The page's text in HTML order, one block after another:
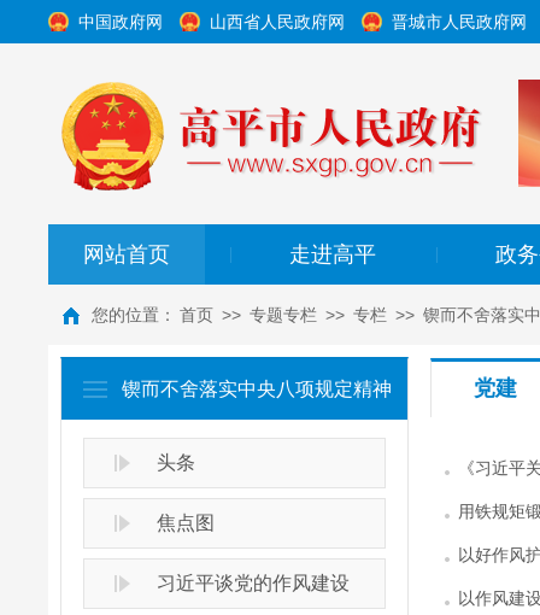
中国政府网 山西省人民政府网 晋城市人民政府网
网站首页 走进高平 政
您的位置： 首页 >> 专题专栏 >> 专栏 >> 锲而不舍落实
锲而不舍落实中央八项规定精神
头条
焦点图
习近平谈党的作风建设
党建
《习近平
用铁规矩
以好作风
以作风建